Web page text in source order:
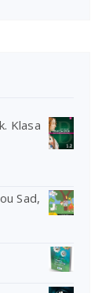
Klasa
Sad,